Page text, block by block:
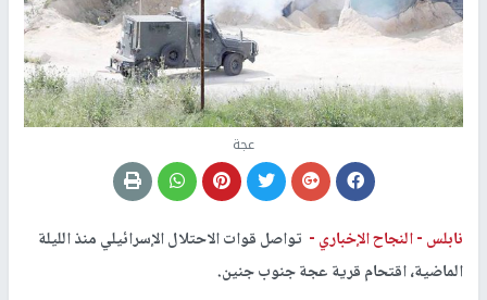
عجة
نابلس -النجاح الإخباري - تواصل قوات الاحتلال الإسرائيلي منذ الليلة
الماضية، اقتحام قرية عجة جنوب جنين.